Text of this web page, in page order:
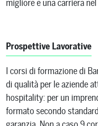
migliore e una carriera
Prospettive Lavorative
I corsi di formazione di
di qualità per le aziende
hospitality: per un
formato secondo